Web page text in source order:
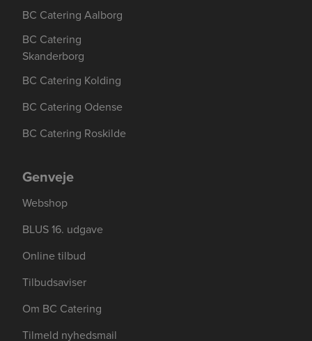
BC Catering Aalborg
BC Catering
Skanderborg
BC Catering Kolding
BC Catering Odense
BC Catering Roskilde
Genveje
Webshop
BLUS 16. udgave
Online tilbud
Tilbudsaviser
Om BC Catering
Tilmeld nyhedsmail